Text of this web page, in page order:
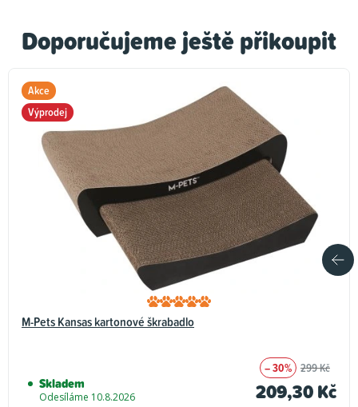
Doporučujeme ještě přikoupit
Akce
Výprodej
M-Pets Kansas kartonové škrabadlo
Skladem
Odesíláme 10.8.2026
– 30% 299 Kč
209,30 Kč